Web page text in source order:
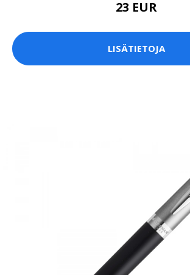
23 EUR
LISÄTIETOJA